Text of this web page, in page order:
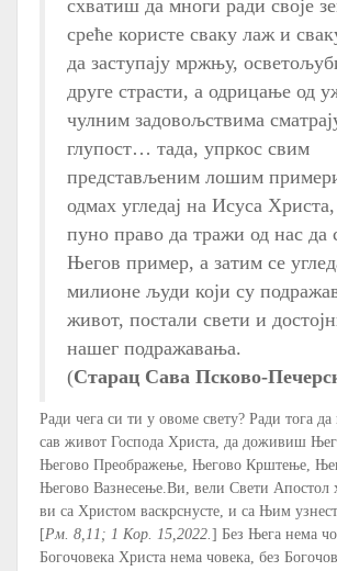
схватиш да многи ради своје
среће користе сваку лаж и
да заступају мржњу,
друге страсти, а одрицање од
чулним задовољствима
глупост… тада, упркос свим
представљеним лошим
одмах угледај на Исуса
пуно право да тражи од нас да
Његов пример, а затим се
милионе људи који су
живот, постали свети и
нашег подражавања.
(Старац Сава Псково-
Ради чега си ти у овоме свету? Ради тога
сав живот Господа Христа, да доживиш
Његово Преображење, Његово Крштење,
Његово Вазнесење.Ви, вели Свети Апостол
ви са Христом васкрснусте, и са Њим
[Рм. 8,11; 1 Кор. 15,2022. ] Без Њега нема
Богочовека Христа нема човека, без